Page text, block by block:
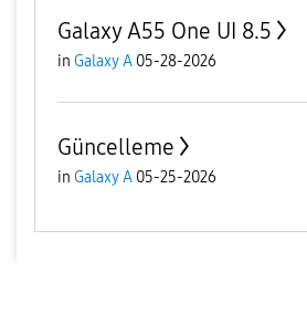
Galaxy A55 One UI 8.5
in Galaxy A 05-28-2026
Güncelleme
in Galaxy A 05-25-2026